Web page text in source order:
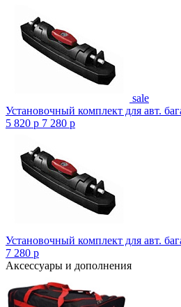
sale
Установочный комплект для авт.
5 820 p 7 280 p
Установочный комплект для авт.
7 280 p
Аксессуары и дополнения